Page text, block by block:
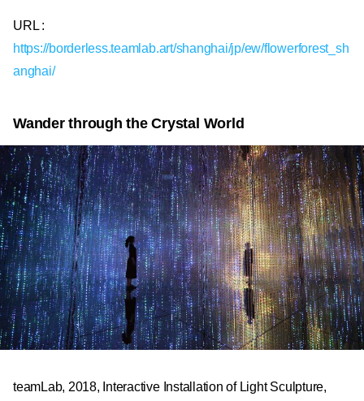
URL :
https://borderless.teamlab.art/shanghai/jp/ew/flowerforest_sh
anghai/
Wander through the Crystal World
teamLab, 2018, Interactive Installation of Light Sculpture,